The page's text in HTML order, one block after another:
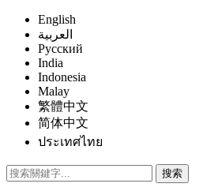
English
العربية
Русский
India
Indonesia
Malay
繁體中文
简体中文
ประเทศไทย